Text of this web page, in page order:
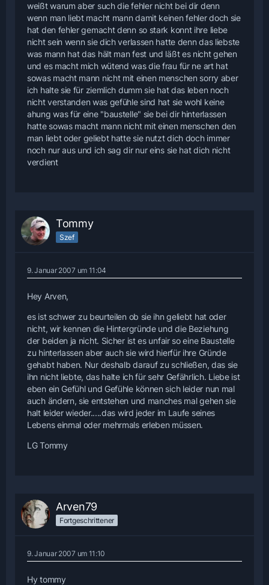
weißt warum aber such die fehler nicht bei dir denn
wenn man liebt macht mann damit keinen fehler doch sie
hat den fehler gemacht denn so stark konnt ihre liebe
nicht sein wenn sie dich verlassen hatte denn das liebste
was mann hat das hält man fest und läßt es nicht gehen
und es macht mich wütend was die frau für ne art hat
sowas macht mann nicht mit einen menschen sorry aber
ich halte sie für ziemlich dumm sie hat das leben noch
nicht verstanden was gefühle sind hat sie wohl keine
ahung was für eine "baustelle" sie bei dir hinterlassen
hatte sowas macht mann nicht mit einen menschen den
man liebt oder geliebt hatte sie nutzt dich doch immer
noch nur aus und ich sag dir nur eins sie hat dich nicht
verdient
Tommy
Szef
9. Januar 2007 um 11:04
Hey Arven,
es ist schwer zu beurteilen ob sie ihn geliebt hat oder
nicht, wir kennen die Hintergründe und die Beziehung
der beiden ja nicht. Sicher ist es unfair so eine Baustelle
zu hinterlassen aber auch sie wird hierfür ihre Gründe
gehabt haben. Nur deshalb darauf zu schließen, das sie
ihn nicht liebte, das halte ich für sehr Gefährlich. Liebe ist
eben ein Gefühl und Gefühle können sich leider nun mal
auch ändern, sie entstehen und manches mal gehen sie
halt leider wieder.....das wird jeder im Laufe seines
Lebens einmal oder mehrmals erleben müssen.
LG Tommy
Arven79
Fortgeschrittener
9. Januar 2007 um 11:10
Hy tommy